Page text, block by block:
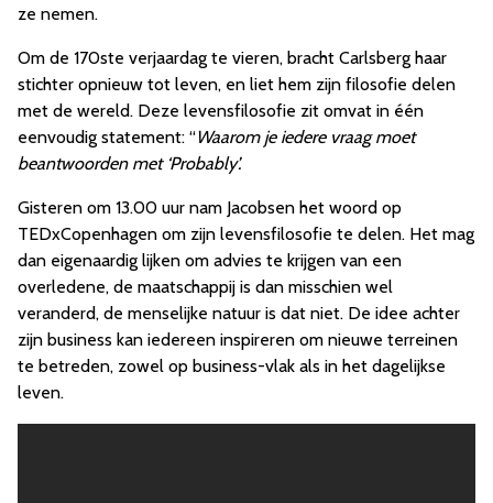
ze nemen.
Om de 170ste verjaardag te vieren, bracht Carlsberg haar
stichter opnieuw tot leven, en liet hem zijn filosofie delen
met de wereld. Deze levensfilosofie zit omvat in één
eenvoudig statement: “Waarom je iedere vraag moet
beantwoorden met ‘Probably’.
Gisteren om 13.00 uur nam Jacobsen het woord op
TEDxCopenhagen om zijn levensfilosofie te delen. Het mag
dan eigenaardig lijken om advies te krijgen van een
overledene, de maatschappij is dan misschien wel
veranderd, de menselijke natuur is dat niet. De idee achter
zijn business kan iedereen inspireren om nieuwe terreinen
te betreden, zowel op business-vlak als in het dagelijkse
leven.